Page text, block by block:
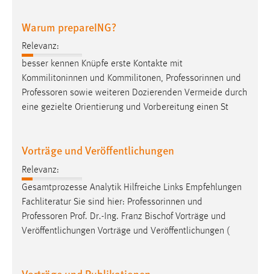
Warum prepareING?
Relevanz:
besser kennen Knüpfe erste Kontakte mit
Kommilitoninnen und Kommilitonen, Professorinnen und
Professoren sowie weiteren Dozierenden Vermeide durch
eine gezielte Orientierung und Vorbereitung einen St
Vorträge und Veröffentlichungen
Relevanz:
Gesamtprozesse Analytik Hilfreiche Links Empfehlungen
Fachliteratur Sie sind hier: Professorinnen und
Professoren Prof. Dr.-Ing. Franz Bischof Vorträge und
Veröffentlichungen Vorträge und Veröffentlichungen (